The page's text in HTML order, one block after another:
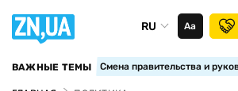
RU Аа
ВАЖНЫЕ ТЕМЫ Смена правительства и